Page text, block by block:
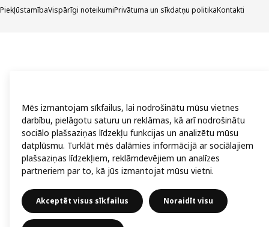
PiekļūstamībaVispārīgi noteikumiPrivātuma un sīkdatņu politikaKontakti
Mēs izmantojam sīkfailus, lai nodrošinātu mūsu vietnes
darbību, pielāgotu saturu un reklāmas, kā arī nodrošinātu
sociālo plašsaziņas līdzekļu funkcijas un analizētu mūsu
datplūsmu. Turklāt mēs dalāmies informācijā ar sociālajiem
plašsaziņas līdzekļiem, reklāmdevējiem un analīzes
partneriem par to, kā jūs izmantojat mūsu vietni.
Akceptēt visus sīkfailus Noraidīt visu